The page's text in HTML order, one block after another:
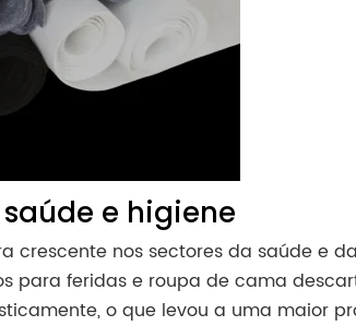
e higiene
nos sectores da saúde e
para feridas e roupa de cama
o que levou a uma maior